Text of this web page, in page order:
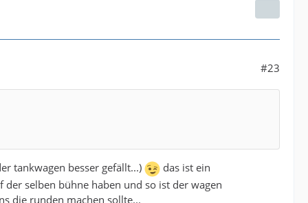
#23
tankwagen besser gefällt...)
das ist ein
selben bühne haben und so ist der wagen
die runden machen sollte...